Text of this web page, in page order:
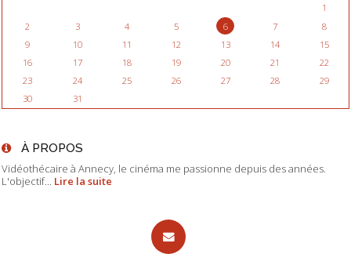
1
2
3 4 5 6 7
8
9
10 11 12 13 14
15
16
17 18 19 20 21
22
23
24 25 26 27 28
29
30
31
À PROPOS
Vidéothécaire à Annecy, le cinéma me passionne depuis des années.
L'objectif... Lire la suite